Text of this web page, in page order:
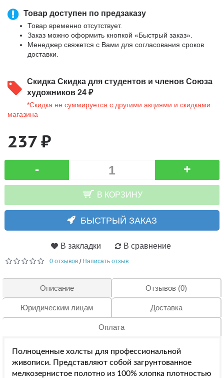
Товар доступен по предзаказу
Товар временно отсутствует.
Заказ можно оформить кнопкой «Быстрый заказ».
Менеджер свяжется с Вами для согласования сроков
доставки.
Скидка Скидка для студентов и членов Союза
художников 24 ₽
*Скидка не суммируется с другими акциями и скидками
магазина
237 ₽
- +
В КОРЗИНУ
БЫСТРЫЙ ЗАКАЗ
В закладки В сравнение
0 отзывов / Написать отзыв
Описание Отзывов (0)
Юридическим лицам Доставка
Оплата
Полноценные холсты для профессиональной
живописи. Представляют собой загрунтованное
мелкозернистое полотно из 100% хлопка плотностью